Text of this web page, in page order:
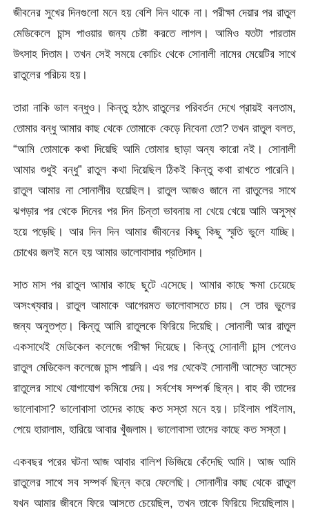
জীবনের সুখের দিনগুলো মনে হয় বেশি দিন থাকে না। পরীক্ষা দেয়ার পর রাতুল
মেডিকেলে চান্স পাওয়ার জন্য চেষ্টা করতে লাগল। আমিও যতটা পারতাম
উৎসাহ দিতাম। তখন সেই সময়ে কোচিং থেকে সোনালী নামের মেয়েটির সাথে
রাতুলের পরিচয় হয়।
তারা নাকি ভাল বন্ধুও। কিন্তু হঠাৎ রাতুলের পরিবর্তন দেখে প্রায়ই বলতাম,
তোমার বন্ধু আমার কাছ থেকে তোমাকে কেড়ে নিবেনা তো? তখন রাতুল বলত,
“আমি তোমাকে কথা দিয়েছি আমি তোমার ছাড়া অন্য কারো নই। সোনালী
আমার শুধুই বন্ধু” রাতুল কথা দিয়েছিল ঠিকই কিন্তু কথা রাখতে পারেনি।
রাতুল আমার না সোনালীর হয়েছিল। রাতুল আজও জানে না রাতুলের সাথে
ঝগড়ার পর থেকে দিনের পর দিন চিন্তা ভাবনায় না খেয়ে খেয়ে আমি অসুস্থ
হয়ে পড়েছি। আর দিন দিন আমার জীবনের কিছু কিছু স্মৃতি ভুলে যাচ্ছি।
চোখের জলই মনে হয় আমার ভালোবাসার প্রতিদান।
সাত মাস পর রাতুল আমার কাছে ছুটে এসেছে। আমার কাছে ক্ষমা চেয়েছে
অসংখ্যবার। রাতুল আমাকে আগেরমত ভালোবাসতে চায়। সে তার ভুলের
জন্য অনুতপ্ত। কিন্তু আমি রাতুলকে ফিরিয়ে দিয়েছি। সোনালী আর রাতুল
একসাথেই মেডিকেল কলেজে পরীক্ষা দিয়েছে। কিন্তু সোনালী চান্স পেলেও
রাতুল মেডিকেল কলেজে চান্স পায়নি। এর পর থেকেই সোনালী আস্তে আস্তে
রাতুলের সাথে যোগাযোগ কমিয়ে দেয়। সর্বশেষ সম্পর্ক ছিন্ন। বাহ কী তাদের
ভালোবাসা? ভালোবাসা তাদের কাছে কত সস্তা মনে হয়। চাইলাম পাইলাম,
পেয়ে হারালাম, হারিয়ে আবার খুঁজলাম। ভালোবাসা তাদের কাছে কত সস্তা।
একবছর পরের ঘটনা আজ আবার বালিশ ভিজিয়ে কেঁদেছি আমি। আজ আমি
রাতুলের সাথে সব সম্পর্ক ছিন্ন করে ফেলেছি। সোনালীর কাছ থেকে রাতুল
যখন আমার জীবনে ফিরে আসতে চেয়েছিল, তখন তাকে ফিরিয়ে দিয়েছিলাম।